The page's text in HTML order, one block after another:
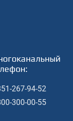
267-94-52
300-00-55